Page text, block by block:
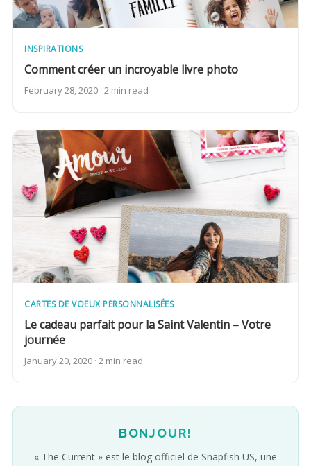
INSPIRATIONS
Comment créer un incroyable livre photo
February 28, 2020 · 2 min read
CARTES DE VOEUX PERSONNALISÉES
Le cadeau parfait pour la Saint Valentin – Votre
journée
January 20, 2020 · 2 min read
BONJOUR!
« The Current » est le blog officiel de Snapfish US, une